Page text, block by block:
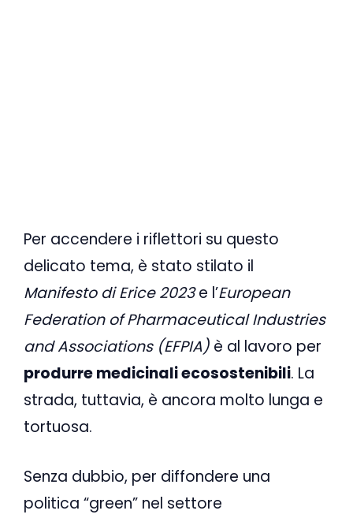
Per accendere i riflettori su questo
delicato tema, è stato stilato il
Manifesto di Erice 2023e l’European
Federation of Pharmaceutical Industries
and Associations (EFPIA) è al lavoro per
produrre medicinali ecosostenibili. La
strada, tuttavia, è ancora molto lunga e
tortuosa.
Senza dubbio, per diffondere una
politica “green” nel settore